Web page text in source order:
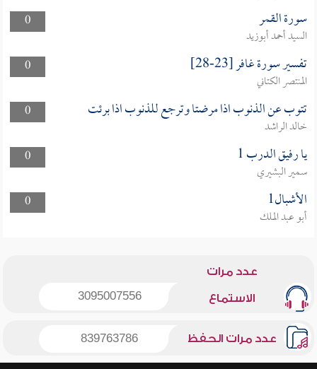
0
سورة القمر
السيد أحمد أبوزيد
0
تفسير سورة غافر [23-28]
المنتصر الكتاني
0
تتوب عن الذنوب اذا مرضتا وترجع للذنوب اذا برئت
خالد الراشد
0
يا رفيق الدرب 1
سمير البشيري
0
الأشبال1
أبو عبد الملك
عدد مرات
الاستماع 3095007556
عدد مرات الحفظ 839763786